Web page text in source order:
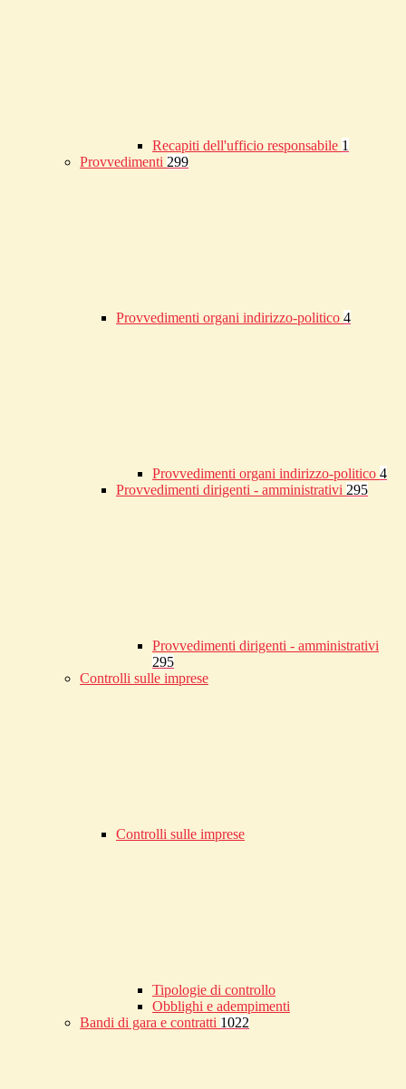
Recapiti dell'ufficio responsabile 1
Provvedimenti 299
Provvedimenti organi indirizzo-politico 4
Provvedimenti organi indirizzo-politico 4
Provvedimenti dirigenti - amministrativi 295
Provvedimenti dirigenti - amministrativi
295
Controlli sulle imprese
Controlli sulle imprese
Tipologie di controllo
Obblighi e adempimenti
Bandi di gara e contratti 1022